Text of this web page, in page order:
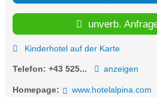
unverb.
Kinderhotel auf der Karte
Telefon: +43 525... anzeigen
Homepage: www.hotelalpina.com